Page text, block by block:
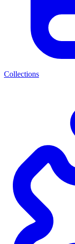
Collections